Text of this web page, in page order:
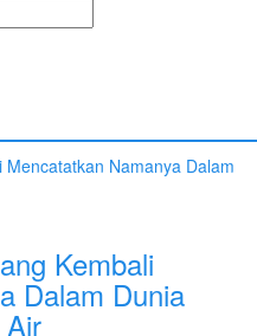
Kembali
Dalam Dunia